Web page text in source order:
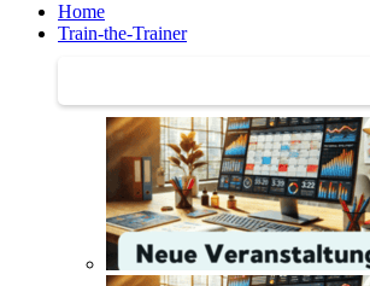
Home
Train-the-Trainer